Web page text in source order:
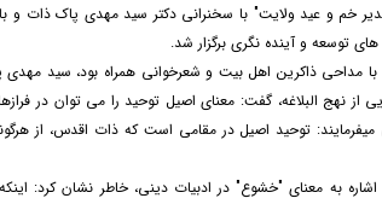
خم و عید ولایت" با سخنرانی دکتر سید مهدی پاک ذات و
توسعه و آینده نگری برگزار شد.
با مداحی ذاکرین اهل بیت و شعرخوانی همراه بود، سید
از نهج البلاغه، گفت: معنای اصیل توحید را می توان در
توحید اصیل در مقامی است که ذات اقدس، از
اشاره به معنای "خشوع" در ادبیات دینی، خاطر نشان کرد: